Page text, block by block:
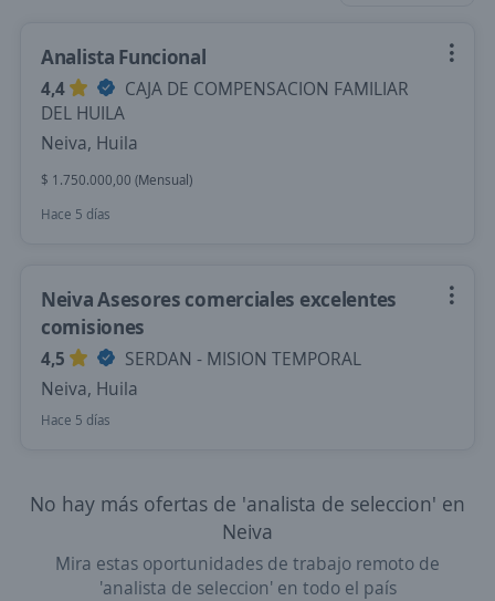
Analista Funcional
4,4
CAJA DE COMPENSACION FAMILIAR
DEL HUILA
Neiva, Huila
$ 1.750.000,00 (Mensual)
Hace 5 días
Neiva Asesores comerciales excelentes
comisiones
4,5
SERDAN - MISION TEMPORAL
Neiva, Huila
Hace 5 días
No hay más ofertas de 'analista de seleccion' en
Neiva
Mira estas oportunidades de trabajo remoto de
'analista de seleccion' en todo el país